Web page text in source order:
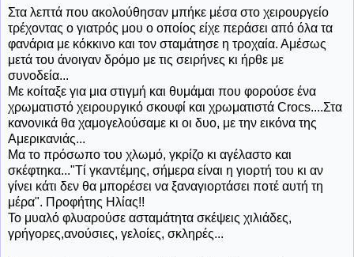
Στα λεπτά που ακολούθησαν μπήκε μέσα στο χειρουργείο
τρέχοντας ο γιατρός μου ο οποίος είχε περάσει από όλα τα
φανάρια με κόκκινο και τον σταμάτησε η τροχαία. Αμέσως
μετά του άνοιγαν δρόμο με τις σειρήνες κι ήρθε με
συνοδεία...
Με κοίταξε για μια στιγμή και θυμάμαι που φορούσε ένα
χρωματιστό χειρουργικό σκουφί και χρωματιστά Crocs....Στα
κανονικά θα χαμογελούσαμε κι οι δυο, με την εικόνα της
Αμερικανιάς...
Μα το πρόσωπο του χλωμό, γκρίζο κι αγέλαστο και
σκέφτηκα..."Τί γκαντέμης, σήμερα είναι η γιορτή του κι αν
γίνει κάτι δεν θα μπορέσει να ξαναγιορτάσει ποτέ αυτή τη
μέρα". Προφήτης Ηλίας!!
Το μυαλό φλυαρούσε ασταμάτητα σκέψεις χιλιάδες,
γρήγορες,ανούσιες, γελοίες, σκληρές...